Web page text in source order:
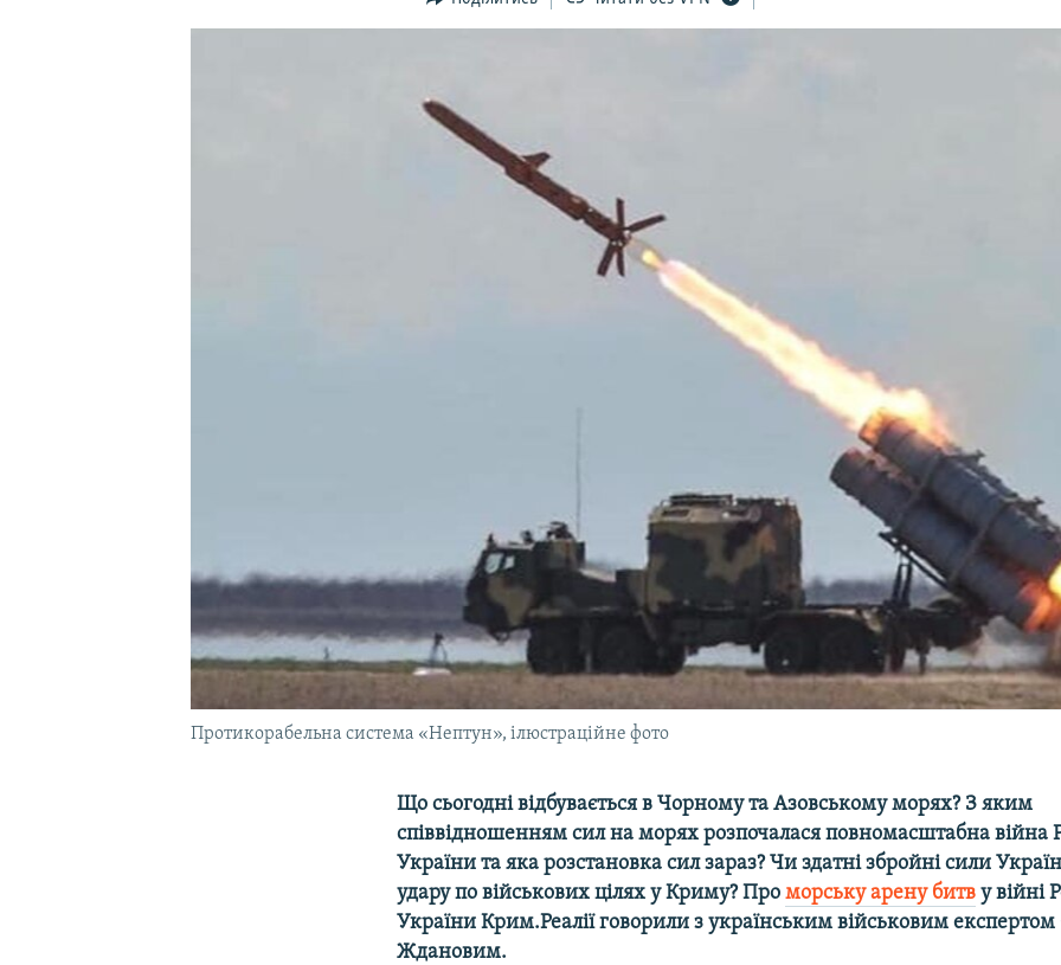
Протикорабельна система «Нептун», ілюстраційне фото
Що сьогодні відбувається в Чорному та Азовському морях? З яким
співвідношенням сил на морях розпочалася повномасштабна війна
України та яка розстановка сил зараз? Чи здатні збройні сили
удару по військових цілях у Криму? Проморську арену битв у війні
України Крим.Реалії говорили з українським військовим
Ждановим.